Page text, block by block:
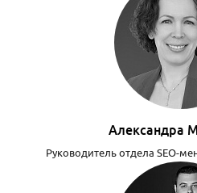
Александра
Руководитель отдела SEO-